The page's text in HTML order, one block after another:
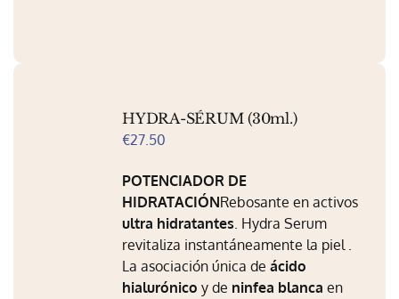
HYDRA-SÉRUM (30ml.)
€27.50
POTENCIADOR DE
HIDRATACIÓNRebosante en activos
ultra hidratantes. Hydra Serum
revitaliza instantáneamente la piel .
La asociación única deácido
hialurónico y de ninfea blanca en